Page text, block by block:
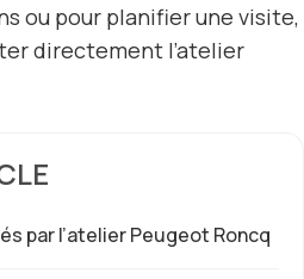
ou pour planifier une visite,
directement l’atelier
par l’atelier Peugeot Roncq